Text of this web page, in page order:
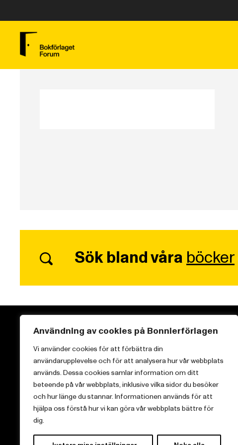
Användning av cookies på Bonnierförlagen
Vi använder cookies för att förbättra din
användarupplevelse och för att analysera hur vår webbplats
används. Dessa cookies samlar information om ditt
beteende på vår webbplats, inklusive vilka sidor du besöker
och hur länge du stannar. Informationen används för att
hjälpa oss förstå hur vi kan göra vår webbplats bättre för
dig.
Sök bland våraböcker
Vi brinner för starka berättelser och att sprida
kunskap inom aktuella ämnen.